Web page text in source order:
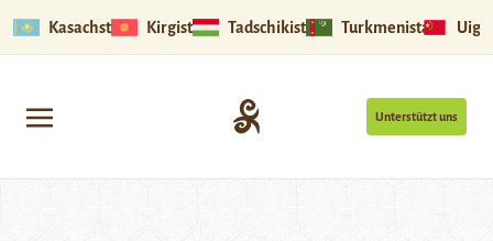
Kasachstan Kirgistan Tadschikistan Turkmenistan
Unterstützt uns